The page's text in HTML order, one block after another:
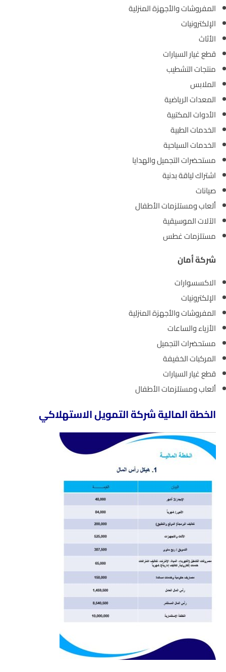
المفروشات والأجهزة المنزلية
الإلكترونيات
الأثاث
قطع غيار السيارات
منتجات التشطيب
الملابس
المعدات الرياضية
الأدوات المكتبية
الخدمات الطبية
الخدمات السياحية
مستحضرات التجميل والهدايا
اشتراك لياقة بدنية
صيانات
ألعاب ومستلزمات الأطفال
الآلات الموسيقية
مستلزمات غطس
شركة أمان
الاكسسوارات
الإلكترونيات
المفروشات والأجهزة المنزلية
الأزياء والساعات
مستحضرات التجميل
المركبات الخفيفة
قطع غيار السيارات
ألعاب ومستلزمات الأطفال
الخطة الماليةشركة التمويل الاستهلاكي